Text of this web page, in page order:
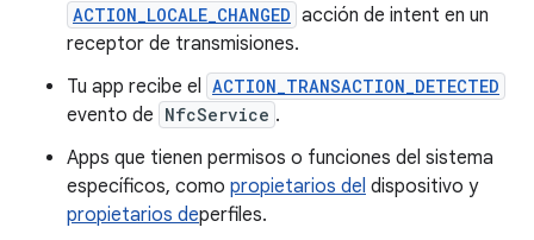
ACTION_LOCALE_CHANGED acción de intent en un
receptor de transmisiones.
Tu app recibe el ACTION_TRANSACTION_DETECTED
evento de NfcService .
Apps que tienen permisos o funciones del sistema
específicos, como propietarios del dispositivo y
propietarios deperfiles.